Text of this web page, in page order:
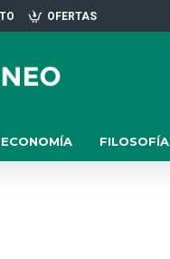
OFERTAS
ECONOMÍA FILOSOFÍA